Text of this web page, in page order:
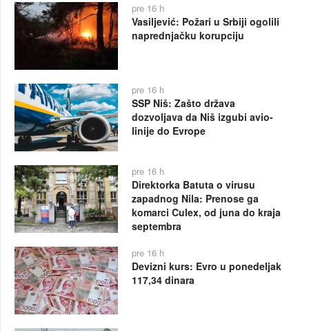
pre 16 h
Vasiljević: Požari u Srbiji ogolili
naprednjačku korupciju
pre 16 h
SSP Niš: Zašto država
dozvoljava da Niš izgubi avio-
linije do Evrope
pre 16 h
Direktorka Batuta o virusu
zapadnog Nila: Prenose ga
komarci Culex, od juna do kraja
septembra
pre 16 h
Devizni kurs: Evro u ponedeljak
117,34 dinara